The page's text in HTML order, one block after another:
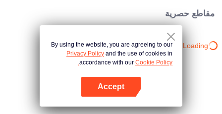
مقاطع حصرية
Loading…
By using the website, you are agreeing to our
Privacy Policy and the use of cookies in
accordance with our Cookie Policy.
Accept